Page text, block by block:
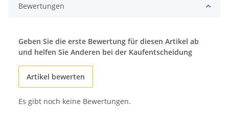
Bewertungen
Geben Sie die erste Bewertung für diesen Artikel ab
und helfen Sie Anderen bei der Kaufentscheidung
Artikel bewerten
Es gibt noch keine Bewertungen.